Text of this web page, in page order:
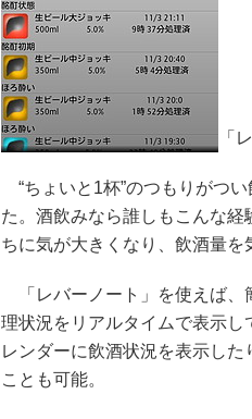
「
“ちょいと1杯”のつもりがつ
た。酒飲みなら誰しもこんな
ちに気が大きくなり、飲酒量
「レバーノート」を使えば、
理状況をリアルタイムで表示
レンダーに飲酒状況を表示し
ことも可能。